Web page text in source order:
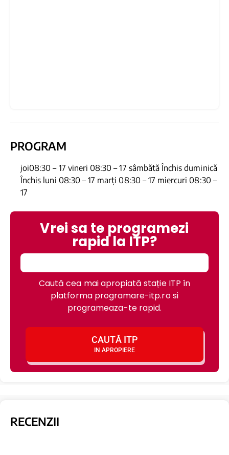
PROGRAM
joi08:30 – 17 vineri 08:30 – 17 sâmbătă Închis duminică
Închis luni 08:30 – 17 marți 08:30 – 17 miercuri 08:30 –
17
Vrei sa te programezi
rapid la ITP?
Caută cea mai apropiată stație ITP în
platforma programare-itp.ro si
programeaza-te rapid.
CAUTĂ ITP
IN APROPIERE
RECENZII